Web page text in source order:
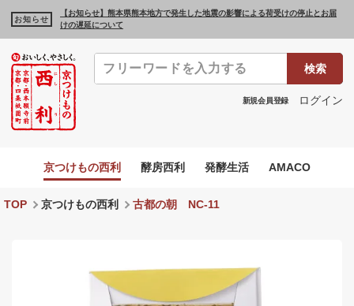
お知らせ
【お知らせ】熊本県熊本地方で発生した地震の影響による荷受けの停止とお届
けの遅延について
検索
新規会員登録 ログイン
京つけもの西利 酵房西利 発酵生活 AMACO
TOP 京つけもの西利 古都の朝 NC-11